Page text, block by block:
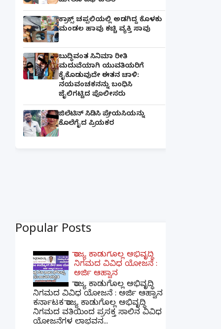
ಕ್ರಾಕ್ಸ್ ಚಪ್ಪಲಿಯಲ್ಲಿ ಅಡಗಿದ್ದ ಕೊಳಕು
ಮಂಡಲ ಹಾವು ಕಚ್ಚಿ ವ್ಯಕ್ತಿ ಸಾವು
ಬುದ್ಧಿವಂತ ಸಿನಿಮಾ ರೀತಿ
ಮದುವೆಯಾಗಿ ಯುವತಿಯರಿಗೆ
ಕೈಕೊಡುವುದೇ ಈತನ ಚಾಳಿ:
ನಯವಂಚಕನನ್ನು ಬಂಧಿಸಿ
ಜೈಲಿಗಟ್ಟಿದ ಪೊಲೀಸರು
ಜಿಲೆಟಿನ್ ಸಿಡಿಸಿ ಪ್ರೇಯಸಿಯನ್ನು
ಕೊಲೆಗೈದ ಪ್ರಿಯಕರ
Popular Posts
ರಾಜ್ಯ ಕಾಡುಗೊಲ್ಲ ಅಭಿವೃದ್ಧಿ
ನಿಗಮದ ವಿವಿಧ ಯೋಜನೆ :
ಅರ್ಜಿ ಆಹ್ವಾನ
ರಾಜ್ಯ ಕಾಡುಗೊಲ್ಲ ಅಭಿವೃದ್ಧಿ
ನಿಗಮದ ವಿವಿಧ ಯೋಜನೆ : ಅರ್ಜಿ ಆಹ್ವಾನ
ಕರ್ನಾಟಕ ರಾಜ್ಯ ಕಾಡುಗೊಲ್ಲ ಅಭಿವೃದ್ಧಿ
ನಿಗಮದ ವತಿಯಿಂದ ಪ್ರಸಕ್ತ ಸಾಲಿನ ವಿವಿಧ
ಯೋಜನೆಗಳ ಲಾಭವನ...